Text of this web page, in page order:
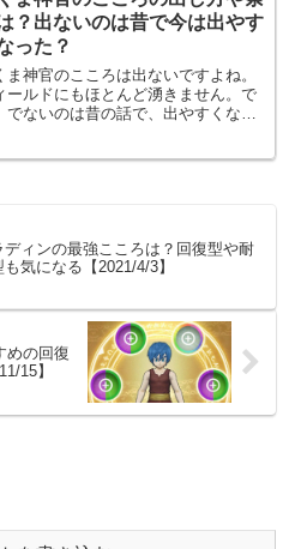
ど攻略方法と心珠ポイントの交換効
調査。
？出ないのは昔で今は出やす
った？
ま神官のこころは出ないですよね。
ールドにもほとんど湧きません。で
でないのは昔の話で、出やすくなっ
ディンの最強こころは？回復型や耐
も気になる【2021/4/3】
めの回復
15】